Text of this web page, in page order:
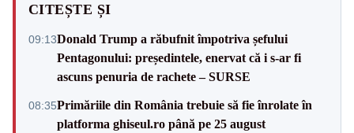
CITEȘTE ȘI
09:13Donald Trump a răbufnit împotriva șefului
Pentagonului: președintele, enervat că i s-ar fi
ascuns penuria de rachete – SURSE
08:35Primăriile din România trebuie să fie înrolate în
platforma ghiseul.ro până pe 25 august